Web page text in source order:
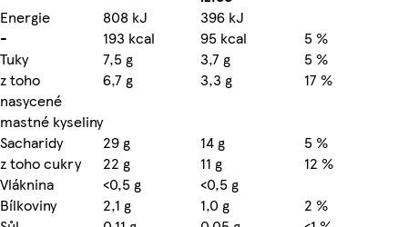
Energie
808 kJ
396 kJ
-
193 kcal 95 kcal
5 %
Tuky
7,5 g 3,7 g
5 %
z toho
nasycené
mastné kyseliny
6,7 g 3,3 g 17 %
Sacharidy 29 g 14 g
5 %
z toho cukry
22 g 11 g
12 %
Vláknina
<0,5 g
<0,5 g
Bílkoviny
2,1 g 1,0 g
2 %